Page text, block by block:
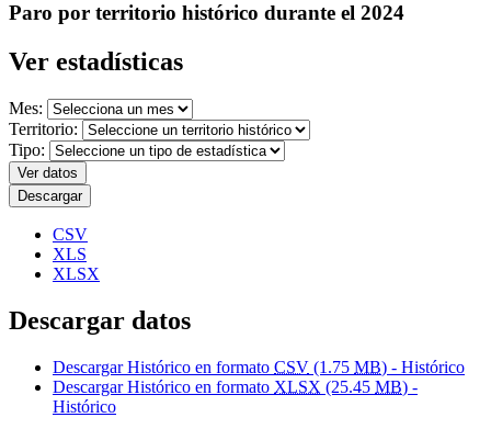
Paro por territorio histórico durante el 2024
Ver estadísticas
Mes:
Territorio:
Tipo:
Ver datos
Descargar
CSV
XLS
XLSX
Descargar datos
Descargar Histórico en formato CSV (1.75 MB) - Histórico
Descargar Histórico en formato XLSX (25.45 MB) -
Histórico